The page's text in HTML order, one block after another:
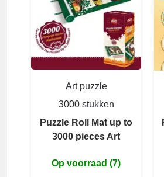
Art puzzle
3000 stukken
Puzzle Roll Mat up to
3000 pieces Art
Op voorraad (7)